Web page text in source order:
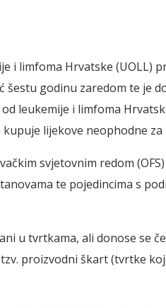
i limfoma Hrvatske (UOLL)
šestu godinu zaredom te je
leukemije i limfoma
lijekove neophodne za
svjetovnim redom
te pojedincima s
u tvrtkama, ali donose se
proizvodni škart (tvrtke